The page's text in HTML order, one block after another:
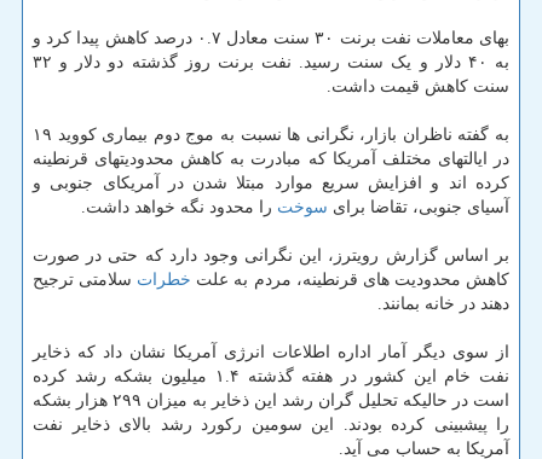
بهای معاملات نفت برنت ۳۰ سنت معادل ۰.۷ درصد کاهش پیدا کرد و
به ۴۰ دلار و یک سنت رسید. نفت برنت روز گذشته دو دلار و ۳۲
سنت کاهش قیمت داشت.
به گفته ناظران بازار، نگرانی ها نسبت به موج دوم بیماری کووید ۱۹
در ایالتهای مختلف آمریکا که مبادرت به کاهش محدودیتهای قرنطینه
کرده اند و افزایش سریع موارد مبتلا شدن در آمریکای جنوبی و
آسیای جنوبی، تقاضا برای سوخت را محدود نگه خواهد داشت.
بر اساس گزارش رویترز، این نگرانی وجود دارد که حتی در صورت
کاهش محدودیت های قرنطینه، مردم به علت خطرات سلامتی ترجیح
دهند در خانه بمانند.
از سوی دیگر آمار اداره اطلاعات انرژی آمریکا نشان داد که ذخایر
نفت خام این کشور در هفته گذشته ۱.۴ میلیون بشکه رشد کرده
است در حالیکه تحلیل گران رشد این ذخایر به میزان ۲۹۹ هزار بشکه
را پیشبینی کرده بودند. این سومین رکورد رشد بالای ذخایر نفت
آمریکا به حساب می آید.